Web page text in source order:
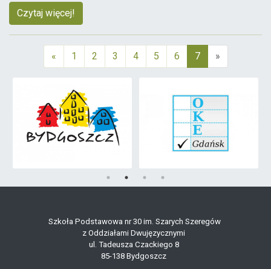
Czytaj więcej!
« 1 2 3 4 5 6
7
»
Szkoła Podstawowa nr 30 im. Szarych Szeregów
z Oddziałami Dwujęzycznymi
ul. Tadeusza Czackiego 8
85-138 Bydgoszcz